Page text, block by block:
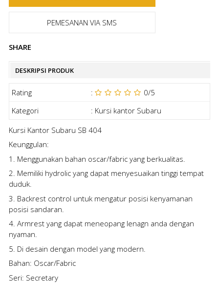
PEMESANAN VIA SMS
SHARE
DESKRIPSI PRODUK
Rating : 0/5
Kategori
: Kursi kantor Subaru
Kursi Kantor Subaru SB 404
Keunggulan:
1. Menggunakan bahan oscar/fabric yang berkualitas.
2. Memiliki hydrolic yang dapat menyesuaikan tinggi tempat
duduk.
3. Backrest control untuk mengatur posisi kenyamanan
posisi sandaran.
4. Armrest yang dapat meneopang lenagn anda dengan
nyaman.
5. Di desain dengan model yang modern.
Bahan: Oscar/Fabric
Seri: Secretary